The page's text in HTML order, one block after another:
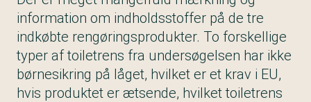
information om indholdsstoffer på de tre
indkøbte rengøringsprodukter. To forskellige
typer af toiletrens fra undersøgelsen har ikke
børnesikring på låget, hvilket er et krav i EU,
hvis produktet er ætsende, hvilket toiletrens